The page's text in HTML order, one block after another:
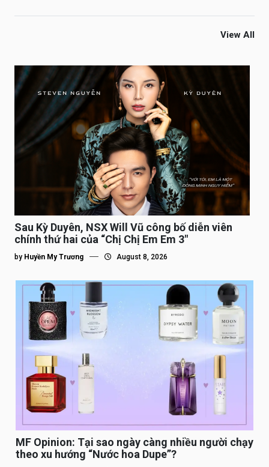
View All
Sau Kỳ Duyên, NSX Will Vũ công bố diễn viên
chính thứ hai của “Chị Chị Em Em 3″
by Huyền My Trương August 8, 2026
MF Opinion: Tại sao ngày càng nhiều người chạy
theo xu hướng “Nước hoa Dupe”?